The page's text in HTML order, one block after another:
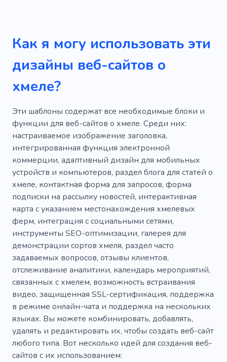
Как я могу использовать эти
дизайны веб-сайтов о
хмеле?
Эти шаблоны содержат все необходимые блоки и
функции для веб-сайтов о хмеле. Среди них:
настраиваемое изображение заголовка,
интегрированная функция электронной
коммерции, адаптивный дизайн для мобильных
устройств и компьютеров, раздел блога для статей о
хмеле, контактная форма для запросов, форма
подписки на рассылку новостей, интерактивная
карта с указанием местонахождения хмелевых
ферм, интеграция с социальными сетями,
инструменты SEO-оптимизации, галерея для
демонстрации сортов хмеля, раздел часто
задаваемых вопросов, отзывы клиентов,
отслеживание аналитики, календарь мероприятий,
связанных с хмелем, возможность встраивания
видео, защищенная SSL-сертификация, поддержка
в режиме онлайн-чата и поддержка на нескольких
языках. Вы можете комбинировать, добавлять,
удалять и редактировать их, чтобы создать веб-сайт
любого типа. Вот несколько идей для создания веб-
сайтов с их использованием: